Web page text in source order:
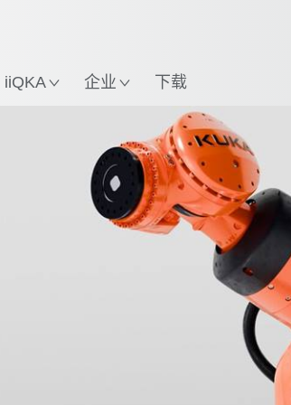
iiQKA 企业 下载